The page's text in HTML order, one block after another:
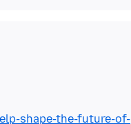
shape-the-future-of-